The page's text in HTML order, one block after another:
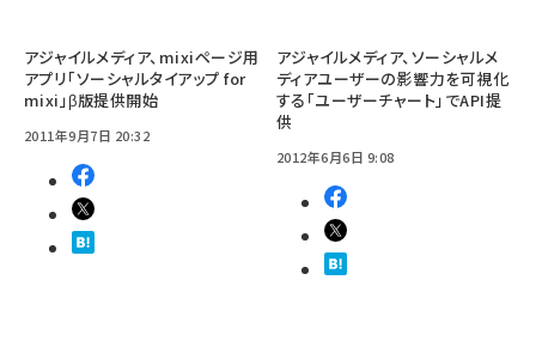
アジャイルメディア、mixiページ用
アプリ「ソーシャルタイアップ for
mixi」β版提供開始
2011年9月7日 20:32
アジャイルメディア、ソーシャルメ
ディアユーザーの影響力を可視化
する「ユーザーチャート」でAPI提
供
2012年6月6日 9:08